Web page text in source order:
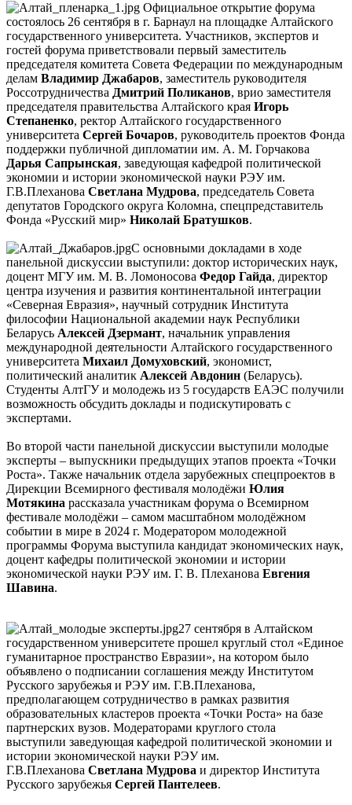
Официальное открытие форума
состоялось 26 сентября в г. Барнаул на площадке Алтайского
государственного университета. Участников, экспертов и
гостей форума приветствовали первый заместитель
председателя комитета Совета Федерации по международным
делам Владимир Джабаров, заместитель руководителя
Россотрудничества Дмитрий Поликанов, врио заместителя
председателя правительства Алтайского края Игорь
Степаненко, ректор Алтайского государственного
университета Сергей Бочаров, руководитель проектов Фонда
поддержки публичной дипломатии им. А. М. Горчакова
Дарья Сапрынская, заведующая кафедрой политической
экономии и истории экономической науки РЭУ им.
Г.В.Плеханова Светлана Мудрова, председатель Совета
депутатов Городского округа Коломна, спецпредставитель
Фонда «Русский мир» Николай Братушков.
С основными докладами в ходе
панельной дискуссии выступили: доктор исторических наук,
доцент МГУ им. М. В. Ломоносова Федор Гайда, директор
центра изучения и развития континентальной интеграции
«Северная Евразия», научный сотрудник Института
философии Национальной академии наук Республики
Беларусь Алексей Дзермант, начальник управления
международной деятельности Алтайского государственного
университета Михаил Домуховский, экономист,
политический аналитик Алексей Авдонин (Беларусь).
Студенты АлтГУ и молодежь из 5 государств ЕАЭС получили
возможность обсудить доклады и подискутировать с
экспертами.
Во второй части панельной дискуссии выступили молодые
эксперты – выпускники предыдущих этапов проекта «Точки
Роста». Также начальник отдела зарубежных спецпроектов в
Дирекции Всемирного фестиваля молодёжи Юлия
Мотякина рассказала участникам форума о Всемирном
фестивале молодёжи – самом масштабном молодёжном
событии в мире в 2024 г. Модератором молодежной
программы Форума выступила кандидат экономических наук,
доцент кафедры политической экономии и истории
экономической науки РЭУ им. Г. В. Плеханова Евгения
Шавина.
27 сентября в Алтайском
государственном университете прошел круглый стол «Единое
гуманитарное пространство Евразии», на котором было
объявлено о подписании соглашения между Институтом
Русского зарубежья и РЭУ им. Г.В.Плеханова,
предполагающем сотрудничество в рамках развития
образовательных кластеров проекта «Точки Роста» на базе
партнерских вузов. Модераторами круглого стола
выступили заведующая кафедрой политической экономии и
истории экономической науки РЭУ им.
Г.В.Плеханова Светлана Мудрова и директор Института
Русского зарубежья Сергей Пантелеев.